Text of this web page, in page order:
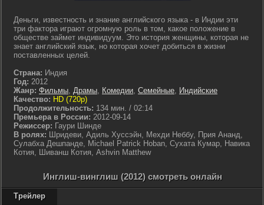
Деньги, известность и знание английского языка - в Индии эти
три фактора играют огромную роль в том, какое положение в
обществе займет индивидуум. Это история женщины, которая не
знает английский язык, но которая хочет добиться в жизни
поставленных целей.
Страна: Индия
Год: 2012
Жанр: Фильмы, Драмы, Комедии, Семейные, Индийские
Качество: HD (720p)
Продолжительность: 134 мин. / 02:14
Премьера в России: 2012-09-14
Режиссер: Гаури Шинде
В ролях: Шридеви, Адиль Хуссэйн, Мехди Неббу, Прия Ананд,
Сулабха Дешпанде, Michael Patrick Hoban, Сухата Кумар, Навика
Котия, Шиванш Котия, Ashvin Matthew
Инглиш-винглиш (2012) смотреть онлайн
Трейлер